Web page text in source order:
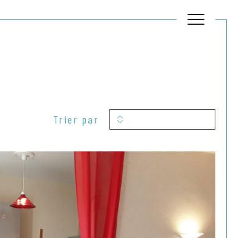
Filtrer
Réinitialiser les filtres
Trier par